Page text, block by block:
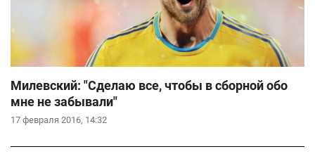
17 февраля 2016, 14:32
Милевский: "Сделаю все, чтобы в сборной обо
мне не забывали"